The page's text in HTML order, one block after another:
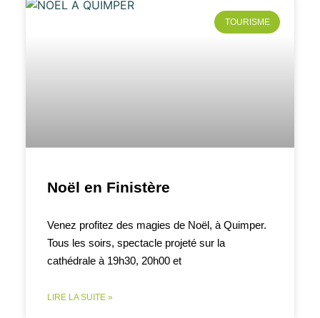
TOURISME
Noël en Finistère
Venez profitez des magies de Noël, à Quimper.
Tous les soirs, spectacle projeté sur la
cathédrale à 19h30, 20h00 et
LIRE LA SUITE »